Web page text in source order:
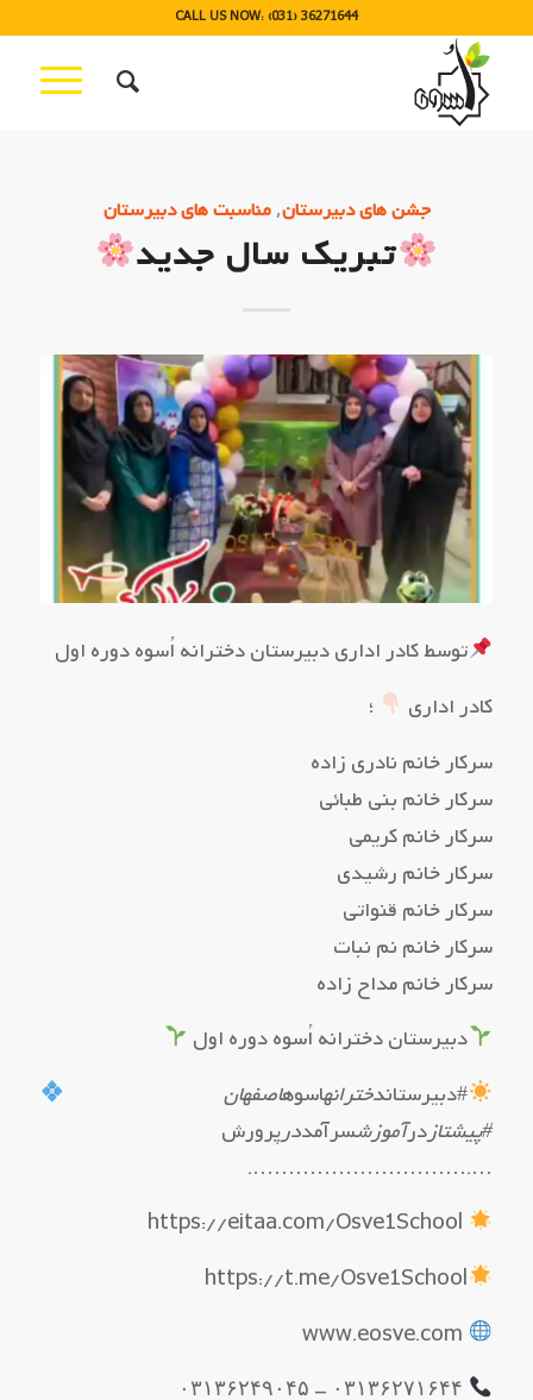
CALL US NOW: (031) 36271644
جشن های دبیرستان,مناسبت های دبیرستان
تبریک سال جدید
توسط کادر اداری دبیرستان دخترانه اُسوه دوره اول
کادر اداری
؛
سرکار خانم نادری زاده
سرکار خانم بنی طبائی
سرکار خانم کریمی
سرکار خانم رشیدی
سرکار خانم قنواتی
سرکار خانم نم نبات
سرکار خانم مداح زاده
دبیرستان دخترانه اُسوه دوره اول
#دبیرستاندخترانهاسوهاصفهان
#پیشتازدرآموزشسرآمددرپرورش
….………………………….
https://t.me/Osve1School